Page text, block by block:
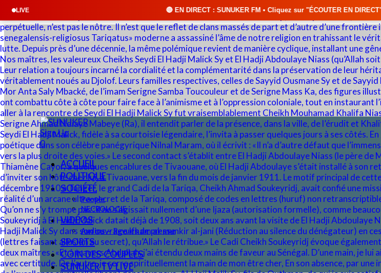
LIVE 🔴 EN DIRECT : SUNUKER FM • Cliquez sur "ÉCOUTER EN DIRECT" pour suivre
Sign Up
0
ACCUEIL
POLITIQUE
SOCIÉTÉ
People
NECROLOGIE
VIDÉOS
Audios – Revues de presse
SPORTS
COIN DES COUPLES
SUNUKER TV LIVE